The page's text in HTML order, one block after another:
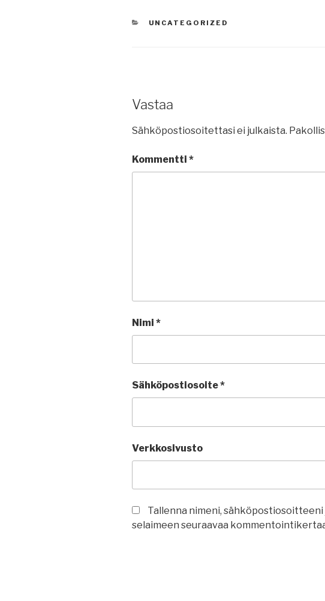
KATEGORIAT
UNCATEGORIZED
Vastaa
Sähköpostiosoitettasi ei julkaista.
Kommentti *
Nimi *
Sähköpostiosoite*
Verkkosivusto
Tallenna nimeni, sähköpostiosoitteeni
selaimeen seuraavaa